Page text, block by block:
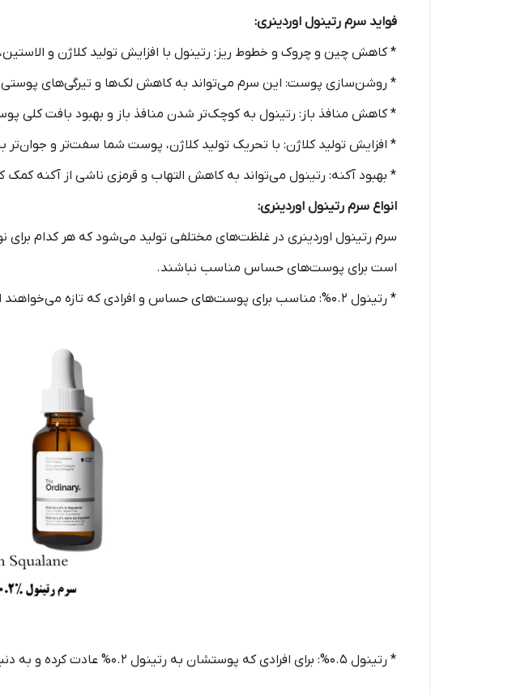
فواید سرم رتینول اوردینری:
* کاهش چین و چروک و خطوط ریز: رتینول با افزایش تولید کلاژن و
* روشن‌سازی پوست: این سرم می‌تواند به کاهش لک‌ها و تیرگی‌های
* کاهش منافذ باز: رتینول به کوچک‌تر شدن منافذ باز و بهبود بافت کلی
* افزایش تولید کلاژن: با تحریک تولید کلاژن، پوست شما سفت‌تر و جوان‌تر
* بهبود آکنه: رتینول می‌تواند به کاهش التهاب و قرمزی ناشی از آکنه کمک
انواع سرم رتینول اوردینری:
سرم رتینول اوردینری در غلظت‌های مختلفی تولید می‌شود که هر کدام
است برای پوست‌های حساس مناسب نباشند.
* رتینول 0.2%: مناسب برای پوست‌های حساس و افرادی که تازه می‌خواهند از رتینول استفاده کنند.
* رتینول 0.5%: برای افرادی که پوستشان به رتینول 0.2% عادت کرده و به دنبال نتایج قوی‌تری هستند.